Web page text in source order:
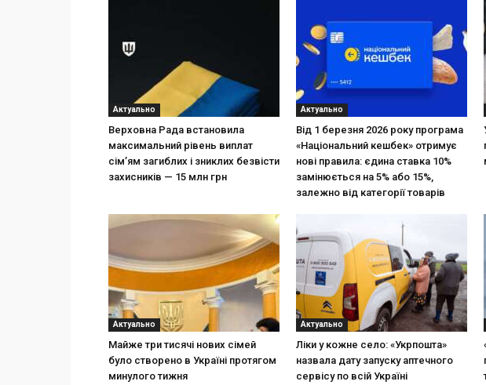
Актуально
Верховна Рада встановила
максимальний рівень виплат
сім’ям загиблих і зниклих безвісти
захисників — 15 млн грн
Актуально
Від 1 березня 2026 року програма
«Національний кешбек» отримує
нові правила: єдина ставка 10%
замінюється на 5% або 15%,
залежно від категорії товарів
Актуально
Майже три тисячі нових сімей
було створено в Україні протягом
минулого тижня
Актуально
Ліки у кожне село: «Укрпошта»
назвала дату запуску аптечного
сервісу по всій Україні